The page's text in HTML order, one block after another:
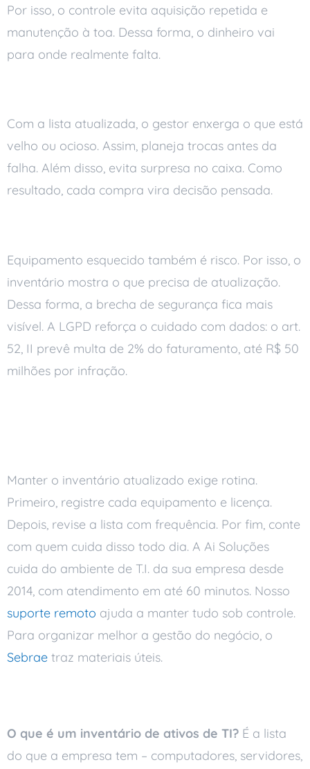
Por isso, o controle evita aquisição repetida e
manutenção à toa. Dessa forma, o dinheiro vai
para onde realmente falta.
Com a lista atualizada, o gestor enxerga o que está
velho ou ocioso. Assim, planeja trocas antes da
falha. Além disso, evita surpresa no caixa. Como
resultado, cada compra vira decisão pensada.
Equipamento esquecido também é risco. Por isso, o
inventário mostra o que precisa de atualização.
Dessa forma, a brecha de segurança fica mais
visível. A LGPD reforça o cuidado com dados: o art.
52, II prevê multa de 2% do faturamento, até R$ 50
milhões por infração.
Manter o inventário atualizado exige rotina.
Primeiro, registre cada equipamento e licença.
Depois, revise a lista com frequência. Por fim, conte
com quem cuida disso todo dia. A Ai Soluções
cuida do ambiente de T.I. da sua empresa desde
2014, com atendimento em até 60 minutos. Nosso
suporte remoto ajuda a manter tudo sob controle.
Para organizar melhor a gestão do negócio, o
Sebrae traz materiais úteis.
O que é um inventário de ativos de TI? É a lista
do que a empresa tem – computadores, servidores,